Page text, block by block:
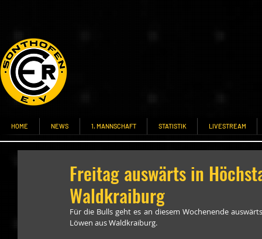
HOME NEWS 1. MANNSCHAFT STATISTIK LIVESTREAM
Freitag auswärts in
Waldkraiburg
Für die Bulls geht es an diesem Wochenende
Löwen aus Waldkraiburg.